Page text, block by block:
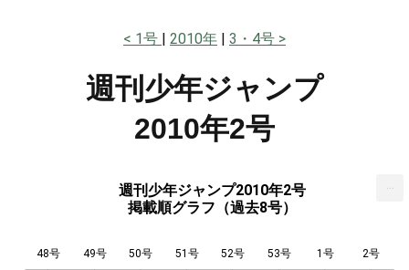
1号 2010年 3・4号
週刊少年ジャンプ
2010年2号
週刊少年ジャンプ2010年2号
掲載順グラフ（過去8号）
48号 49号 50号 51号 52号 53号 1号 2号